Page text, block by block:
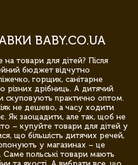
BABY.CO.UA
товари для дітей? Після
бюджет відчутно
горщик, санітарне
різних дрібниць. А дитячий
скуповують практично оптом.
не дешево, а часу ходити
Як заощадити, але так, щоб не
– купуйте товари для дітей у
що більшість дитячих речей,
у магазинах – це
Саме польські товари мають